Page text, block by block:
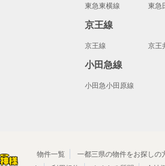
東急東横線 東急
京王線
京王線 京王
小田急線
小田急小田原線
物件一覧 一都三県の物件をお探しの